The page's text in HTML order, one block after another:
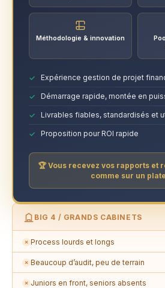
Méthodologie & innovation
Expérience gestion de projet
Démarrage rapide, montée en
Livrables fiables, standardisés et
Proposition pour ROI rapide
🏆 Vous recevez vos rapports et
comme sur un
BIG 4 / GRANDS CABINETS
✗ Process lourds et longs
✗ Beaucoup d’audit, peu de terrain
✗ Juniors en front, seniors absents